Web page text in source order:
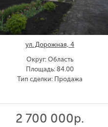
ул. Дорожная, 4
Округ: Область
Площадь: 84.00
Тип сделки: Продажа
2 700 000р.